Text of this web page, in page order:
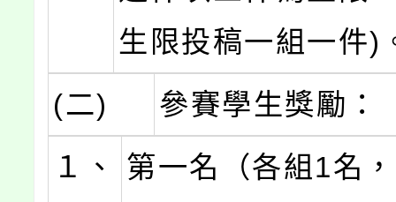
生限投稿一組一件)
(二)
參賽學生獎勵：
１、
第一名（各組1名